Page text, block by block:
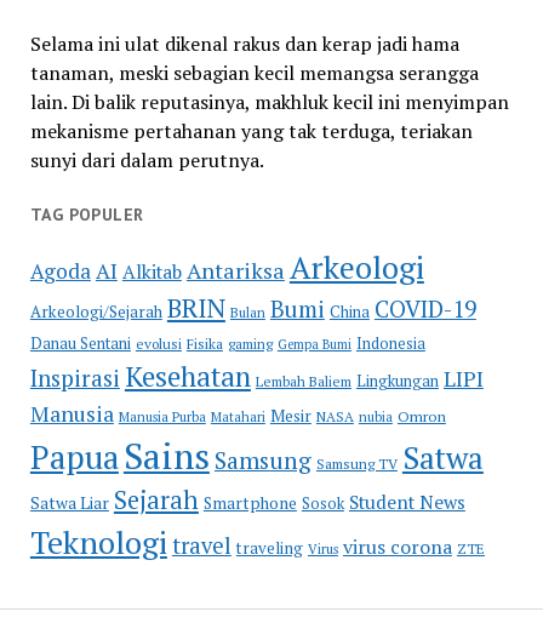
Selama ini ulat dikenal rakus dan kerap jadi hama
tanaman, meski sebagian kecil memangsa serangga
lain. Di balik reputasinya, makhluk kecil ini menyimpan
mekanisme pertahanan yang tak terduga, teriakan
sunyi dari dalam perutnya.
TAG POPULER
AgodaAI AlkitabAntariksa Arkeologi
Arkeologi/Sejarah BRIN Bulan Bumi China COVID-19
Danau Sentani evolusi Fisika gaming Gempa Bumi Indonesia
Inspirasi Kesehatan Lembah Baliem Lingkungan LIPI
Manusia Manusia Purba Matahari Mesir NASA nubia Omron
PapuaSains Samsung Samsung TV Satwa
Satwa Liar Sejarah Smartphone Sosok Student News
Teknologitravel traveling Virus virus corona ZTE